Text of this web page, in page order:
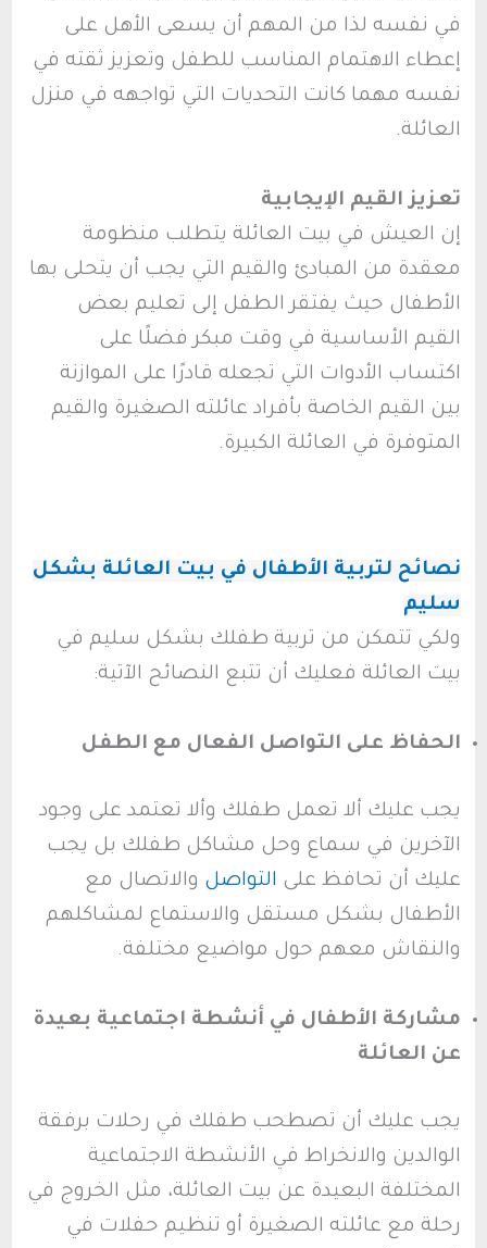
في نفسه لذا من المهم أن يسعى الأهل على
إعطاء الاهتمام المناسب للطفل وتعزيز ثقته في
نفسه مهما كانت التحديات التي تواجهه في منزل
العائلة.
تعزيز القيم الإيجابية
إن العيش في بيت العائلة يتطلب منظومة
معقدة من المبادئ والقيم التي يجب أن يتحلى بها
الأطفال حيث يفتقر الطفل إلى تعليم بعض
القيم الأساسية في وقت مبكر فضلًا على
اكتساب الأدوات التي تجعله قادرًا على الموازنة
بين القيم الخاصة بأفراد عائلته الصغيرة والقيم
المتوفرة في العائلة الكبيرة.
نصائح لتربية الأطفال في بيت العائلة بشكل
سليم
ولكي تتمكن من تربية طفلك بشكل سليم في
بيت العائلة فعليك أن تتبع النصائح الآتية:
الحفاظ على التواصل الفعال مع الطفل
يجب عليك ألا تعمل طفلك وألا تعتمد على وجود
الآخرين في سماع وحل مشاكل طفلك بل يجب
عليك أن تحافظ على التواصل والاتصال مع
الأطفال بشكل مستقل والاستماع لمشاكلهم
والنقاش معهم حول مواضيع مختلفة.
مشاركة الأطفال في أنشطة اجتماعية بعيدة
عن العائلة
يجب عليك أن تصطحب طفلك في رحلات برفقة
الوالدين والانخراط في الأنشطة الاجتماعية
المختلفة البعيدة عن بيت العائلة، مثل الخروج في
رحلة مع عائلته الصغيرة أو تنظيم حفلات في